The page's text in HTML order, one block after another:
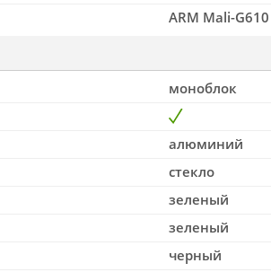
ARM Mali-
моноблок
алюминий
стекло
зеленый
зеленый
черный